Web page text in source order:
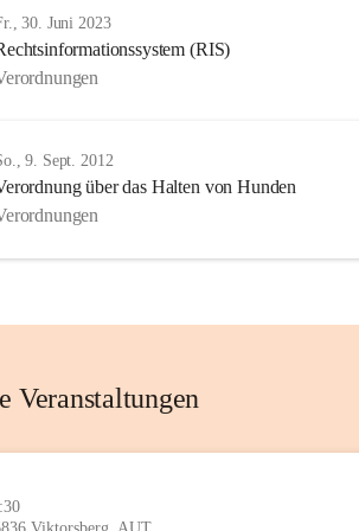
30. Juni 2023
(RIS)
9. Sept. 2012
über das Halten von Hunden
Veranstaltungen